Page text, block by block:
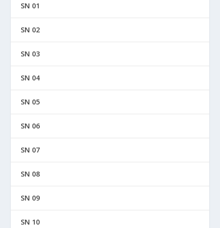
SN 01
SN 02
SN 03
SN 04
SN 05
SN 06
SN 07
SN 08
SN 09
SN 10